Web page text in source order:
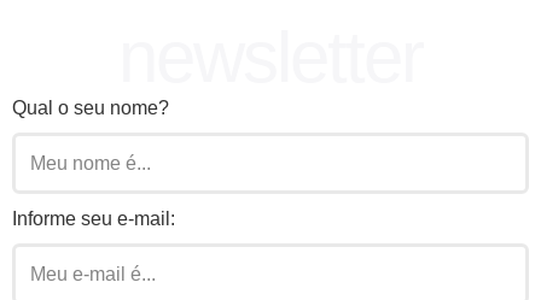
Qual o seu nome?
Informe seu e-mail: